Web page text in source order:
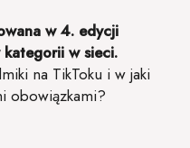
w 4. edycji
w sieci.
na TikToku i w jaki
obowiązkami?